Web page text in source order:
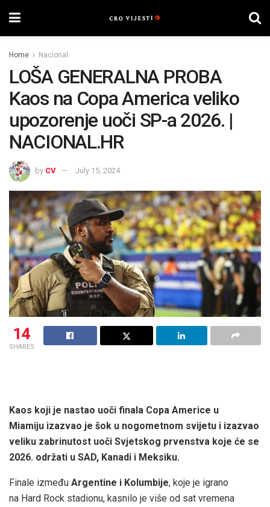
Home Nacional
LOŠA GENERALNA PROBA
Kaos na Copa America veliko
upozorenje uoči SP-a 2026. |
NACIONAL.HR
by CV July 15, 2024
14
SHARES
Kaos koji je nastao uoči finala Copa Americe u
Miamiju izazvao je šok u nogometnom svijetu i izazvao
veliku zabrinutost uoči Svjetskog prvenstva koje će se
2026. održati u SAD, Kanadi i Meksiku.
Finale između Argentine i Kolumbije, koje je igrano
na Hard Rock stadionu, kasnilo je više od sat vremena